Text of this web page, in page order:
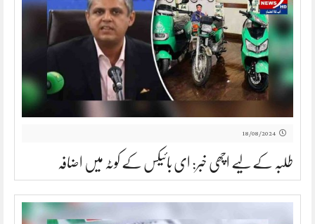
18/08/2024
طلبہ کے لیے اچھی خبر: ای بائیکس کے کوٹہ میں اضافہ